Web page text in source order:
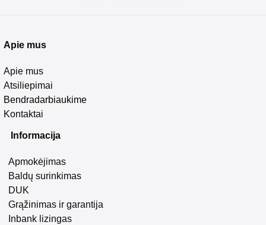
Apie mus
Apie mus
Atsiliepimai
Bendradarbiaukime
Kontaktai
Informacija
Apmokėjimas
Baldų surinkimas
DUK
Grąžinimas ir garantija
Inbank lizingas